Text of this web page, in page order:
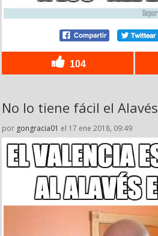
104
No lo tiene fácil el Alavés
por gongracia01 el 17 ene 2018, 09:49